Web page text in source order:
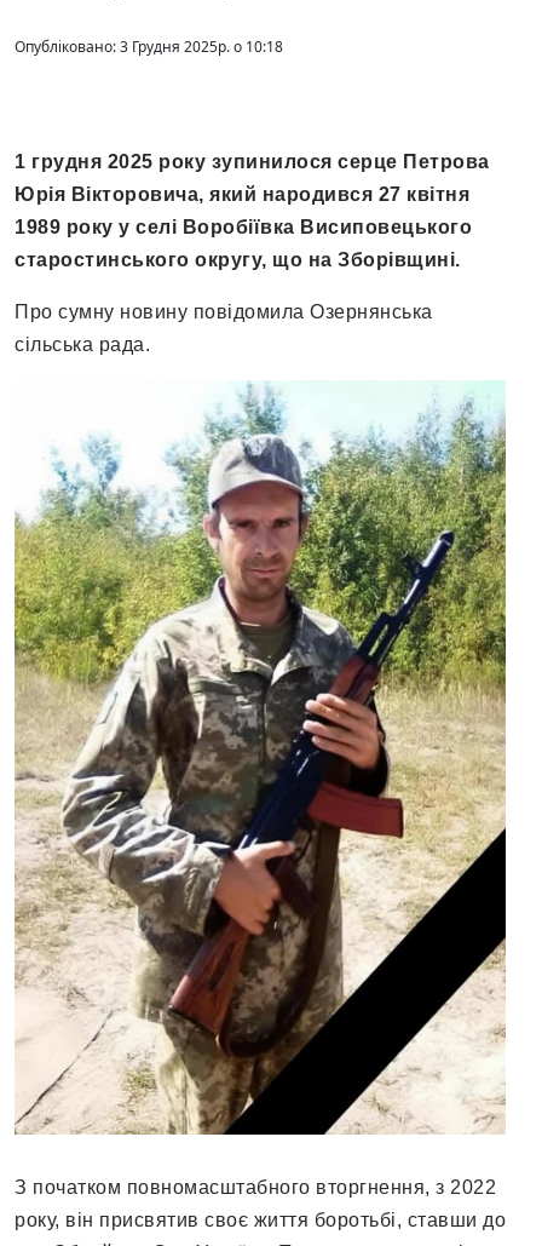
Опубліковано: 3 Грудня 2025р. о 10:18
1 грудня 2025 року зупинилося серце Петрова
Юрія Вікторовича, який народився 27 квітня
1989 року у селі Воробіївка Висиповецького
старостинського округу, що на Зборівщині.
Про сумну новину повідомила Озернянська
сільська рада.
З початком повномасштабного вторгнення, з 2022
року, він присвятив своє життя боротьбі, ставши до